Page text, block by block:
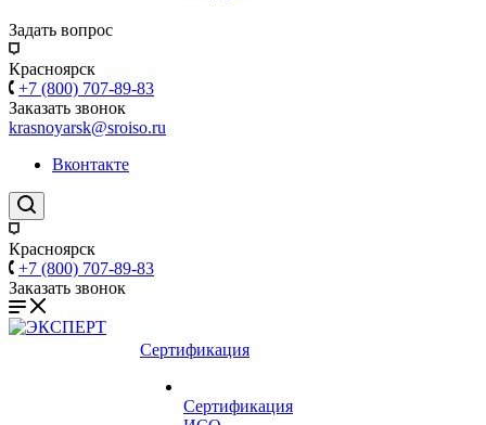
Задать вопрос
Красноярск
+7 (800) 707-89-83
Заказать звонок
krasnoyarsk@sroiso.ru
Вконтакте
Красноярск
+7 (800) 707-89-83
Заказать звонок
Сертификация
Сертификация